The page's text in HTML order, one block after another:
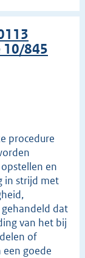
10/845
procedure
en
in strijd met
dat
van het bij
of
goede